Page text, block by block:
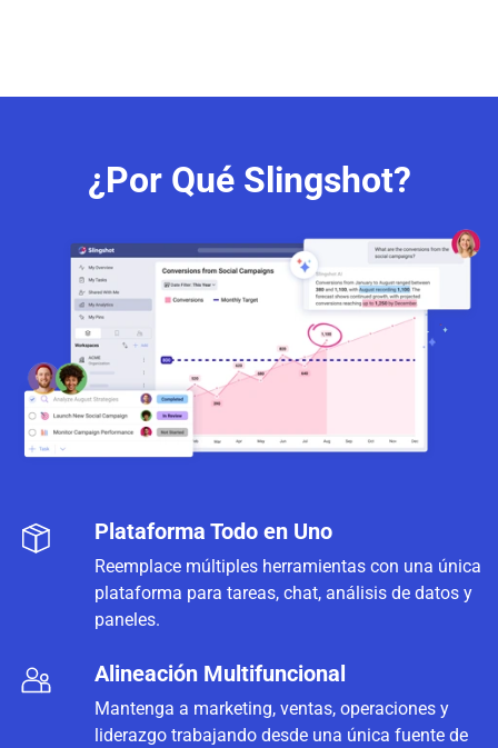
¿Por Qué Slingshot?
Plataforma Todo en Uno
Reemplace múltiples herramientas con una única
plataforma para tareas, chat, análisis de datos y
paneles.
Alineación Multifuncional
Mantenga a marketing, ventas, operaciones y
liderazgo trabajando desde una única fuente de